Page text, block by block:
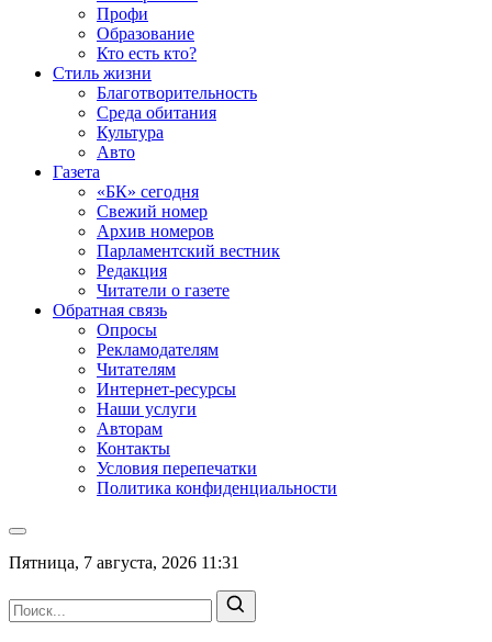
Профи
Образование
Кто есть кто?
Стиль жизни
Благотворительность
Среда обитания
Культура
Авто
Газета
«БК» сегодня
Свежий номер
Архив номеров
Парламентский вестник
Редакция
Читатели о газете
Обратная связь
Опросы
Рекламодателям
Читателям
Интернет-ресурсы
Наши услуги
Авторам
Контакты
Условия перепечатки
Политика конфиденциальности
Пятница, 7 августа, 2026 11:31